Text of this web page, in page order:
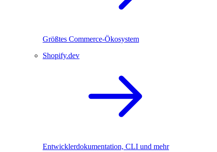
Größtes Commerce-Ökosystem
Shopify.dev
Entwicklerdokumentation, CLI und mehr